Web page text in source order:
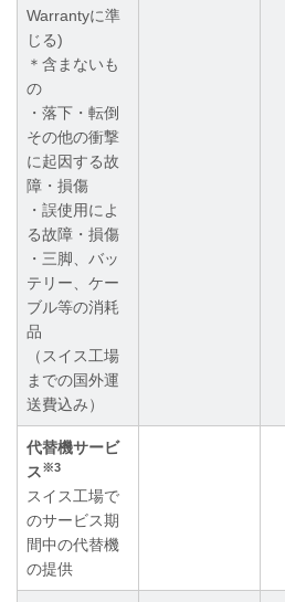
Warrantyに準
じる)
＊含まないも
の
・落下・転倒
その他の衝撃
に起因する故
障・損傷
・誤使用によ
る故障・損傷
・三脚、バッ
テリー、ケー
ブル等の消耗
品
（スイス工場
までの国外運
送費込み）
代替機サービ
ス※3
スイス工場で
のサービス期
間中の代替機
の提供